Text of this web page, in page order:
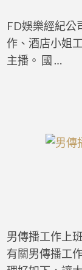
FD娛樂經紀公
作、酒店小姐
主播。 國 …
男傳播工作上
有關男傳播工